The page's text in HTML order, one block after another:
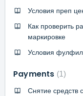
Условия преп
Как проверить
маркировке
Условия
Payments 1
Снятие средств